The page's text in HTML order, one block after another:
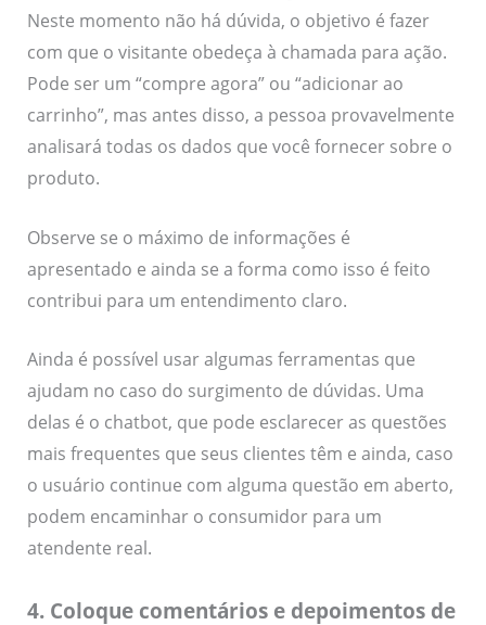
Neste momento não há dúvida, o objetivo é fazer
com que o visitante obedeça à chamada para ação.
Pode ser um “compre agora” ou “adicionar ao
carrinho”, mas antes disso, a pessoa provavelmente
analisará todas os dados que você fornecer sobre o
produto.
Observe se o máximo de informações é
apresentado e ainda se a forma como isso é feito
contribui para um entendimento claro.
Ainda é possível usar algumas ferramentas que
ajudam no caso do surgimento de dúvidas. Uma
delas é o chatbot, que pode esclarecer as questões
mais frequentes que seus clientes têm e ainda, caso
o usuário continue com alguma questão em aberto,
podem encaminhar o consumidor para um
atendente real.
4. Coloque comentários e depoimentos de